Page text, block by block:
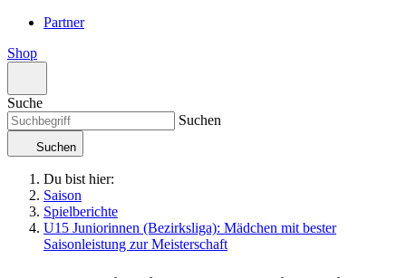
Partner
Shop
Suche
Suchen
Suchen
Du bist hier:
Saison
Spielberichte
U15 Juniorinnen (Bezirksliga): Mädchen mit bester
Saisonleistung zur Meisterschaft